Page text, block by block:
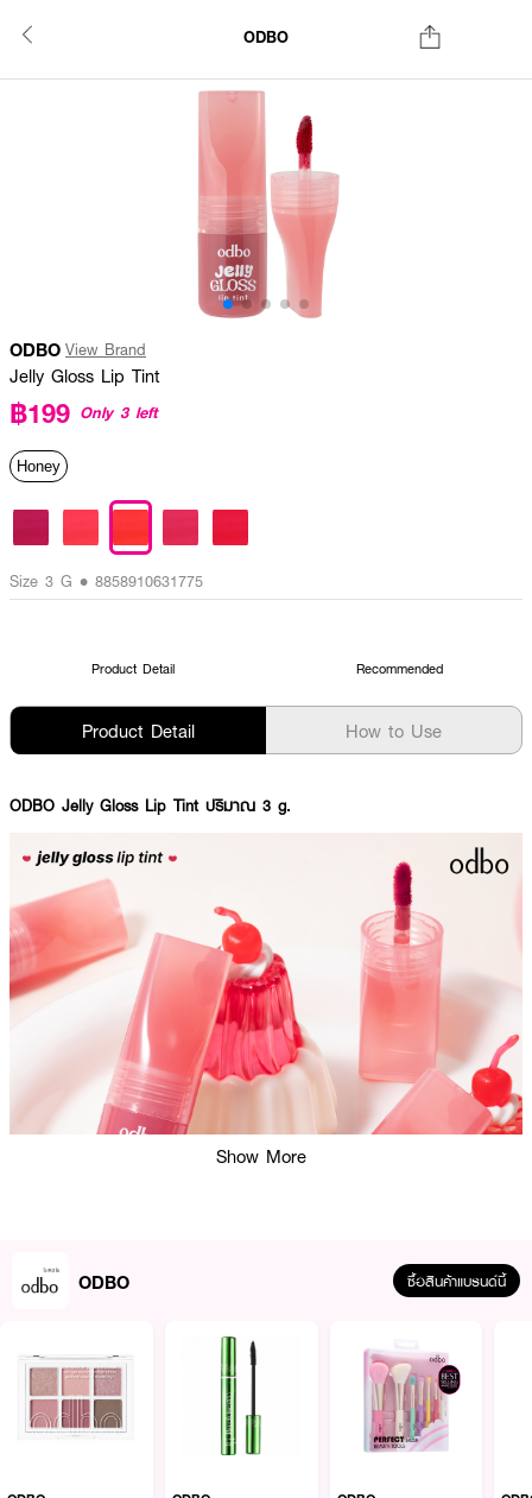
ODBO
ODBO View Brand
Jelly Gloss Lip Tint
฿199 Only 3 left
Honey
Size 3 G • 8858910631775
Product Detail Recommended
Product Detail How to Use
ODBO Jelly Gloss Lip Tint ปริมาณ 3 g.
ผลลัพธ์ที่ได้ :
ลิปทิ้นท์เนื้อสัมผัสบางเบา สบายริมฝีปาก กลิ่นหอมหวาน พิกเมนต์แน่นปาดเดียว
ชัด เนื้อทิ้นท์ฉ่ำวาว ช่วยให้ริมฝีปากนุ่ม ชุ่มชื่น ดูอวบอิ่ม ไม่แห้งกร้าน
Show More
ODBO ซื้อสินค้าแบรนด์นี้